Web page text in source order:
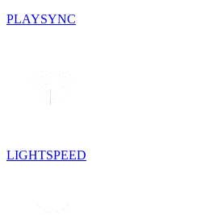
PLAYSYNC
LIGHTSPEED